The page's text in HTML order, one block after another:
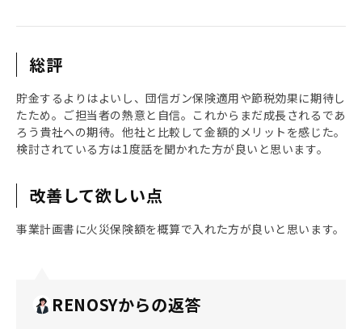
総評
貯金するよりはよいし、団信ガン保険適用や節税効果に期待し
たため。ご担当者の熱意と自信。これからまだ成長されるであ
ろう貴社への期待。他社と比較して金額的メリットを感じた。
検討されている方は1度話を聞かれた方が良いと思います。
改善して欲しい点
事業計画書に火災保険額を概算で入れた方が良いと思います。
RENOSYからの返答